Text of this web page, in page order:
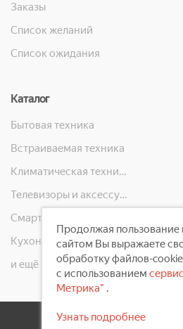
Заказы
Список желаний
Список ожидания
Каталог
Бытовая техника
Встраиваемая техника
Климатическая техника
Телевизоры и аксессуары
Кухонная техника
и ещё 10 категорий
2008 - 2026 ©Первый
Продолжая
сайтом Вы выражаете
обработку файлов-
с использованием
Метрика" .
Узнать подробнее